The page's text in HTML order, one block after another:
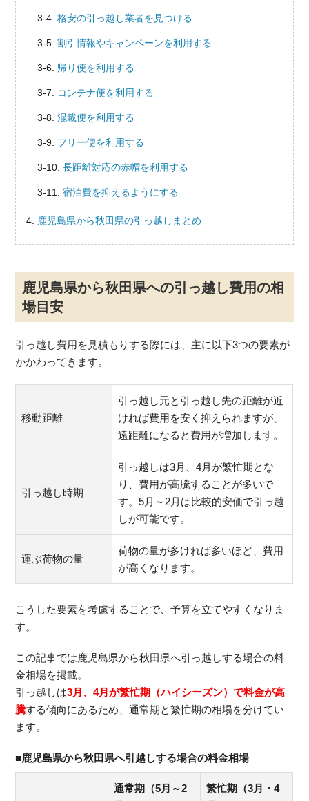
格安の引っ越し業者を見つける
割引情報やキャンペーンを利用する
帰り便を利用する
コンテナ便を利用する
混載便を利用する
フリー便を利用する
長距離対応の赤帽を利用する
宿泊費を抑えるようにする
鹿児島県から秋田県の引っ越しまとめ
鹿児島県から秋田県への引っ越し費用の相
場目安
引っ越し費用を見積もりする際には、主に以下3つの要素が
かかわってきます。
移動距離
引っ越し元と引っ越し先の距離が近
ければ費用を安く抑えられますが、
遠距離になると費用が増加します。
引っ越し時期
引っ越しは3月、4月が繁忙期とな
り、費用が高騰することが多いで
す。5月～2月は比較的安価で引っ越
しが可能です。
運ぶ荷物の量
荷物の量が多ければ多いほど、費用
が高くなります。
こうした要素を考慮することで、予算を立てやすくなりま
す。
この記事では鹿児島県から秋田県へ引っ越しする場合の料
金相場を掲載。
引っ越しは3月、4月が繁忙期（ハイシーズン）で料金が高
騰する傾向にあるため、通常期と繁忙期の相場を分けてい
ます。
■鹿児島県から秋田県へ引越しする場合の料金相場
通常期（5月～2
繁忙期（3月・4